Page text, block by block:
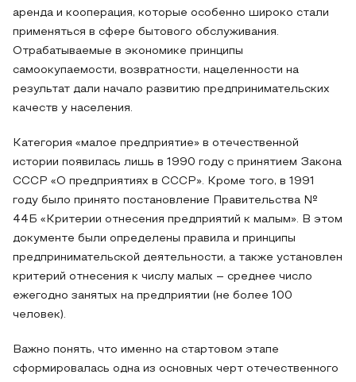
аренда и кооперация, которые особенно широко стали
применяться в сфере бытового обслуживания.
Отрабатываемые в экономике принципы
самоокупаемости, возвратности, нацеленности на
результат дали начало развитию предпринимательских
качеств у населения.
Категория «малое предприятие» в отечественной
истории появилась лишь в 1990 году с принятием Закона
СССР «О предприятиях в СССР». Кроме того, в 1991
году было принято постановление Правительства №
44Б «Критерии отнесения предприятий к малым». В этом
документе были определены правила и принципы
предпринимательской деятельности, а также установлен
критерий отнесения к числу малых – среднее число
ежегодно занятых на предприятии (не более 100
человек).
Важно понять, что именно на стартовом этапе
сформировалась одна из основных черт отечественного